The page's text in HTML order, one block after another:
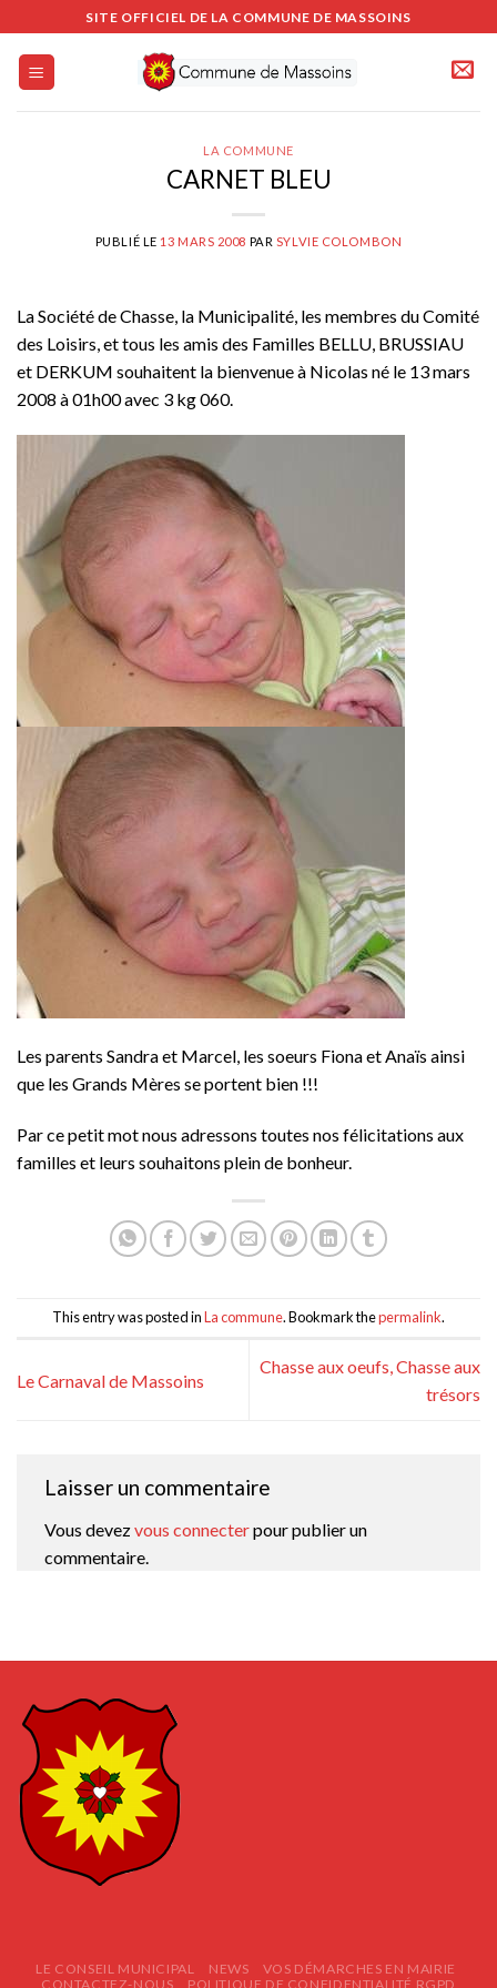
au
contenu
SITE OFFICIEL DE LA COMMUNE DE MASSOINS
LA COMMUNE
CARNET BLEU
PUBLIÉ LE 13 MARS 2008 PAR SYLVIE COLOMBON
La Société de Chasse, la Municipalité, les membres du Comité
des Loisirs, et tous les amis des Familles BELLU, BRUSSIAU
et DERKUM souhaitent la bienvenue à Nicolas né le 13 mars
2008 à 01h00 avec 3 kg 060.
Les parents Sandra et Marcel, les soeurs Fiona et Anaïs ainsi
que les Grands Mères se portent bien !!!
Par ce petit mot nous adressons toutes nos félicitations aux
familles et leurs souhaitons plein de bonheur.
This entry was posted inLa commune. Bookmark thepermalink.
Le Carnaval de Massoins
Chasse aux oeufs, Chasse aux
trésors
Laisser un commentaire
Vous devezvous connecterpour publier un
commentaire.
LE CONSEIL MUNICIPAL NEWS
VOS DÉMARCHES EN MAIRIE
CONTACTEZ-NOUS
POLITIQUE DE CONFIDENTIALITÉ RGPD